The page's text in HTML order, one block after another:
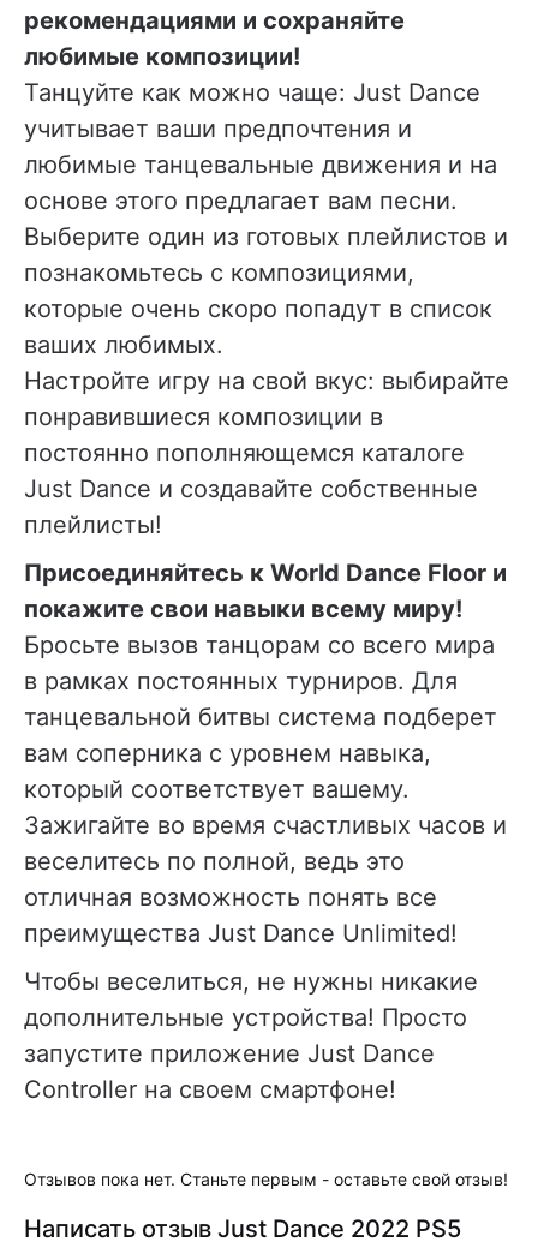
рекомендациями и сохраняйте
любимые композиции!
Танцуйте как можно чаще: Just Dance
учитывает ваши предпочтения и
любимые танцевальные движения и на
основе этого предлагает вам песни.
Выберите один из готовых плейлистов и
познакомьтесь с композициями,
которые очень скоро попадут в список
ваших любимых.
Настройте игру на свой вкус: выбирайте
понравившиеся композиции в
постоянно пополняющемся каталоге
Just Dance и создавайте собственные
плейлисты!
Присоединяйтесь к World Dance Floor и
покажите свои навыки всему миру!
Бросьте вызов танцорам со всего мира
в рамках постоянных турниров. Для
танцевальной битвы система подберет
вам соперника с уровнем навыка,
который соответствует вашему.
Зажигайте во время счастливых часов и
веселитесь по полной, ведь это
отличная возможность понять все
преимущества Just Dance Unlimited!
Чтобы веселиться, не нужны никакие
дополнительные устройства! Просто
запустите приложение Just Dance
Controller на своем смартфоне!
Отзывов пока нет. Станьте первым - оставьте свой отзыв!
Написать отзыв Just Dance 2022 PS5